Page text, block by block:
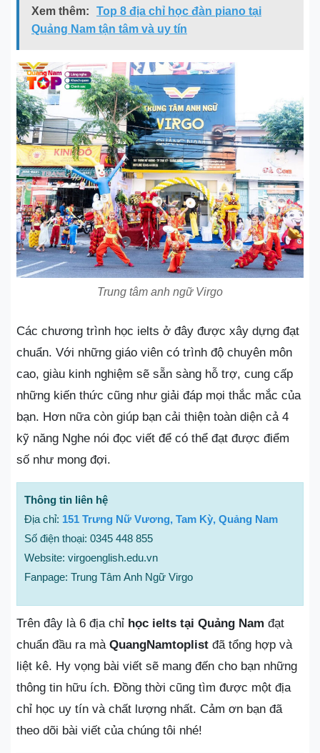
Xem thêm:
Top 8 địa chỉ học đàn piano tại
Quảng Nam tận tâm và uy tín
Trung tâm anh ngữ Virgo
Các chương trình học ielts ở đây được xây dựng đạt
chuẩn. Với những giáo viên có trình độ chuyên môn
cao, giàu kinh nghiệm sẽ sẵn sàng hỗ trợ, cung cấp
những kiến thức cũng như giải đáp mọi thắc mắc của
bạn. Hơn nữa còn giúp bạn cải thiện toàn diện cả 4
kỹ năng Nghe nói đọc viết để có thể đạt được điểm
số như mong đợi.
Thông tin liên hệ
Địa chỉ: 151 Trưng Nữ Vương, Tam Kỳ, Quảng Nam
Số điện thoại: 0345 448 855
Website: virgoenglish.edu.vn
Fanpage: Trung Tâm Anh Ngữ Virgo
Trên đây là 6 địa chỉ học ielts tại Quảng Nam đạt
chuẩn đầu ra mà QuangNamtoplist đã tổng hợp và
liệt kê. Hy vọng bài viết sẽ mang đến cho bạn những
thông tin hữu ích. Đồng thời cũng tìm được một địa
chỉ học uy tín và chất lượng nhất. Cảm ơn bạn đã
theo dõi bài viết của chúng tôi nhé!